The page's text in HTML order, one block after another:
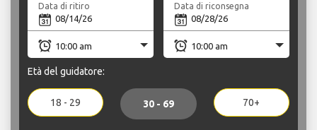
Data di ritiro Data di riconsegna
Età del guidatore:
18 - 29 30 - 69 70+